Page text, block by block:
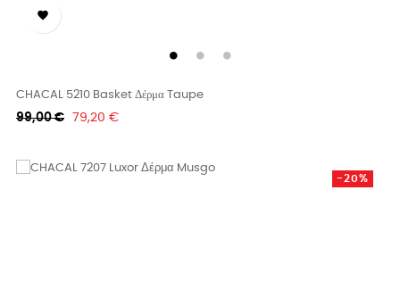

CHACAL 5210 Basket Δέρμα Taupe
Κανονική
99,00 € Τιμή
79,20 €
-20%